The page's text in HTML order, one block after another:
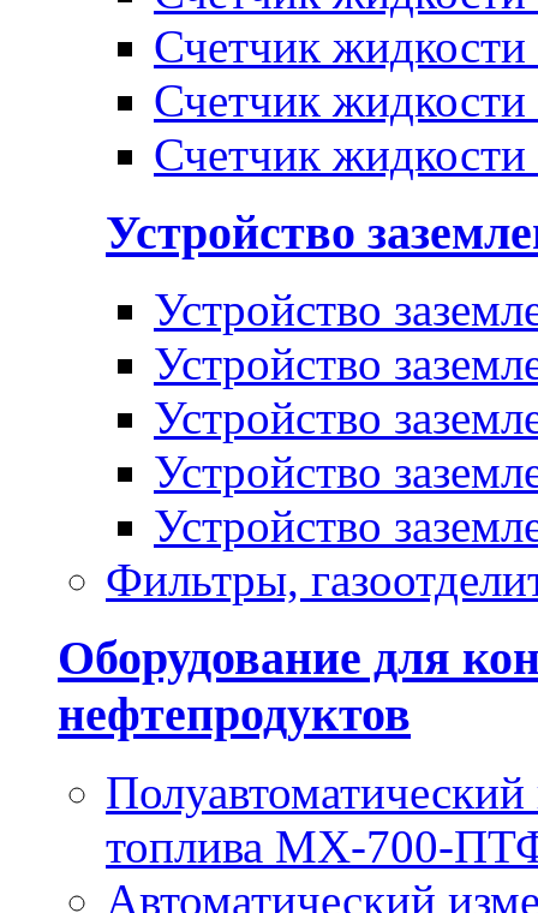
Счетчик
Счетчик
Счетчик
Устройство
Устройство
Устройство
Устройство
Устройство
Устройство
Фильтры,
Оборудование для
нефтепродуктов
топлива МХ-700-
Автоматический